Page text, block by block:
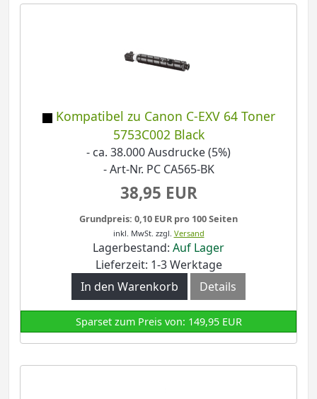
Kompatibel zu Canon C-EXV 64 Toner
5753C002 Black
- ca. 38.000 Ausdrucke (5%)
- Art-Nr. PC CA565-BK
38,95 EUR
Grundpreis: 0,10 EUR pro 100 Seiten
inkl. MwSt. zzgl. Versand
Lagerbestand: Auf Lager
Lieferzeit: 1-3 Werktage
In den Warenkorb
Details
Sparset zum Preis von: 149,95 EUR